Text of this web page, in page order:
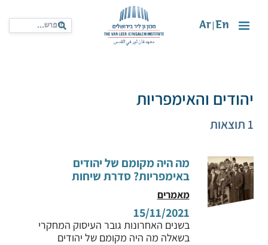
En
Ar
יהודים והאימפריות
1 תוצאות
מה היה מקומם של יהודים
באימפריות? סדרת שיחות
מאמרים
15/11/2021
בשנים האחרונות גובר העיסוק המחקרי
בשאלה מה היה מקומם של יהודים